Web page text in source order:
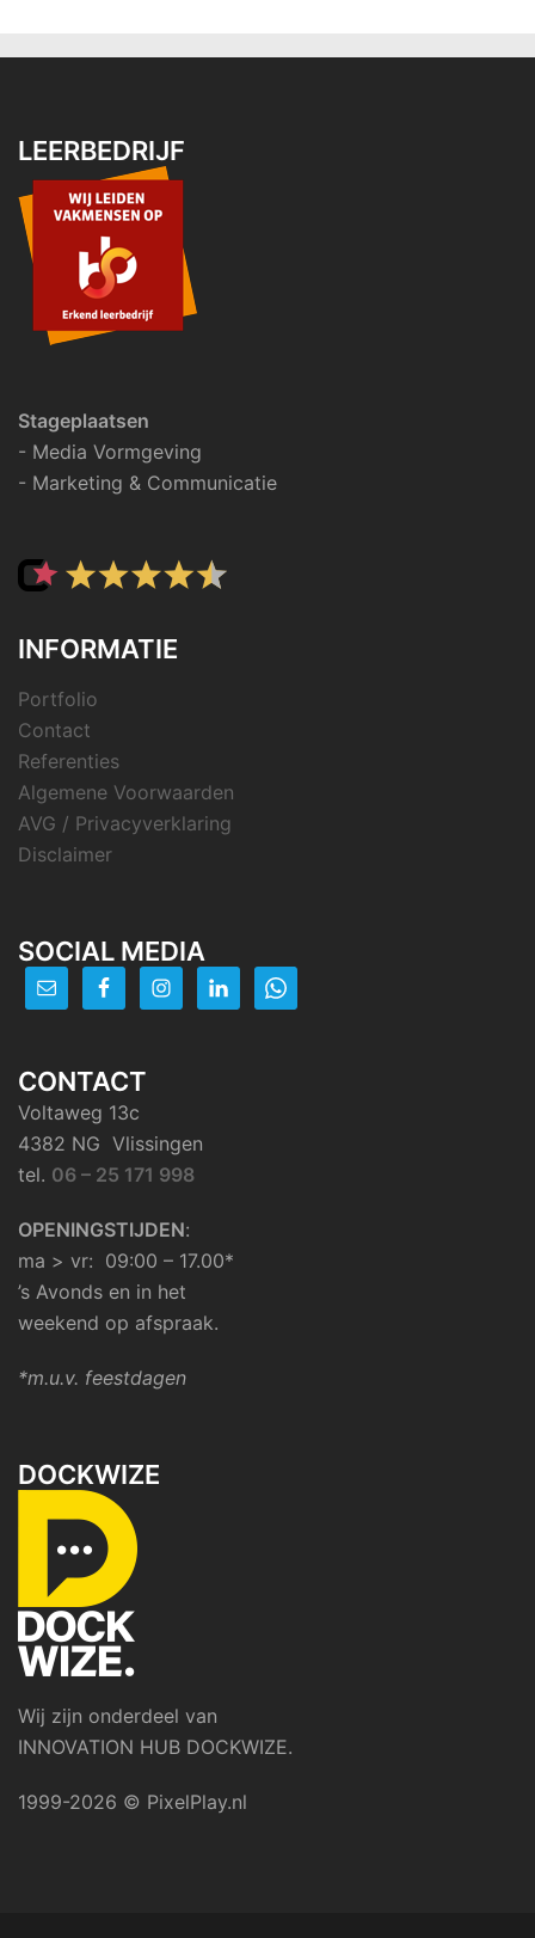
LEERBEDRIJF
Stageplaatsen
- Media Vormgeving
- Marketing & Communicatie
INFORMATIE
Portfolio
Contact
Referenties
Algemene Voorwaarden
AVG / Privacyverklaring
Disclaimer
SOCIAL MEDIA
CONTACT
Voltaweg 13c
4382 NG Vlissingen
tel. 06 – 25 171 998
OPENINGSTIJDEN:
ma > vr: 09:00 – 17.00*
’s Avonds en in het
weekend op afspraak.
*m.u.v. feestdagen
DOCKWIZE
Wij zijn onderdeel van
INNOVATION HUB DOCKWIZE.
1999-2026 © PixelPlay.nl